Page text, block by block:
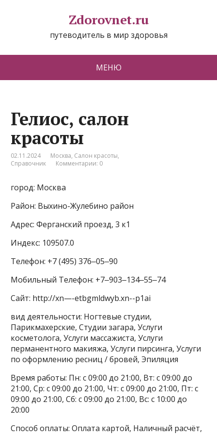
Zdorovnet.ru
путеводитель в мир здоровья
МЕНЮ
Гелиос, салон
красоты
02.11.2024 Москва, Салон красоты,
Справочник
Комментарии: 0
город: Москва
Район: Выхино-Жулебино район
Адрес: Ферганский проезд, 3 к1
Индекс: 109507.0
Телефон: +7 (495) 376‒05‒90
Мобильный Телефон: +7‒903‒134‒55‒74
Сайт: http://xn—-etbgmldwyb.xn--p1ai
вид деятельности: Ногтевые студии,
Парикмахерские, Студии загара, Услуги
косметолога, Услуги массажиста, Услуги
перманентного макияжа, Услуги пирсинга, Услуги
по оформлению ресниц / бровей, Эпиляция
Время работы: Пн: с 09:00 до 21:00, Вт: с 09:00 до
21:00, Ср: с 09:00 до 21:00, Чт: с 09:00 до 21:00, Пт: с
09:00 до 21:00, Сб: с 09:00 до 21:00, Вс: с 10:00 до
20:00
Способ оплаты: Оплата картой, Наличный расчёт,